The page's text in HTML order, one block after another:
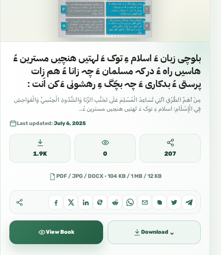
بلوچی زبان ءَ اسلام ءِ توک ءَ لهتیں هنچیں مسترین ءُ
هاسیں راه ءُ در کہ مسلمان ءَ چہ زانا ءُ هم زات
پرستی ءُ بدکاری ءَ چہ بچّگ ءِ رهشونی ءَ کن اَنت :
مِنْ أَهَمِّ الطُّرُقِ الَّتِي تُسَاعِدُ الْمُسْلِمَ عَلَى تَجَنُّبِ الزِّنَا وَالشُّذُوذِ الْجِنْسِيِّ وَالْفَوَاحِشِ
فِِي الْإِسْلَامِ: اسلام ءِ توک ءَ لهتیں هنچیں مسترین ءُ…
Last updated:July 6, 2025
1.9K 0 207
PDF / JPG / DOCX · 104 KB / 1 MB / 12 KB
View Book Download ⌄